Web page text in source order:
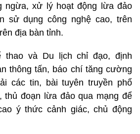
ngừa, xử lý hoạt động lừa đảo
sử dụng công nghệ cao, trên
địa bàn tỉnh.
thao và Du lịch chỉ đạo, định
thông tấn, báo chí tăng cường
các tin, bài tuyên truyền phổ
thủ đoạn lừa đảo qua mạng để
ý thức cảnh giác, chủ động